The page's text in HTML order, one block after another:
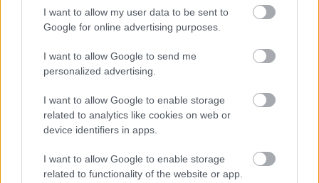
I want to allow my user data to be sent to
Google for online advertising purposes.
I want to allow Google to send me
personalized advertising.
I want to allow Google to enable storage
related to analytics like cookies on web or
device identifiers in apps.
I want to allow Google to enable storage
related to functionality of the website or app.